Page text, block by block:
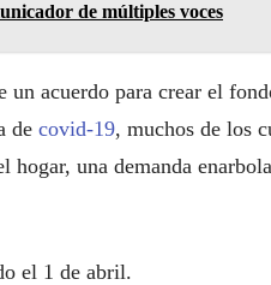
de múltiples voces
acuerdo para crear el
de covid-19, muchos de los
hogar, una demanda
el 1 de abril.